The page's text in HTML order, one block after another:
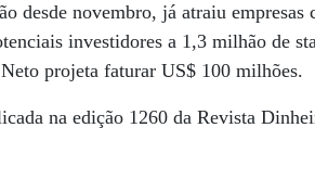
desde novembro, já atraiu
investidores a 1,3 milhão de
projeta faturar US$ 100 milhões.
na edição 1260 da Revista